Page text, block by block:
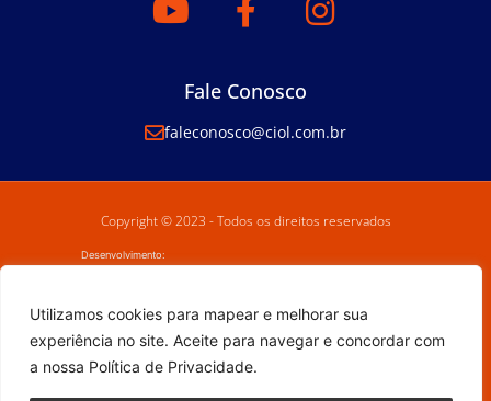
Utilizamos cookies para mapear e melhorar sua
experiência no site. Aceite para navegar e concordar com
a nossa Política de Privacidade.
Fale Conosco
faleconosco@ciol.com.br
Copyright © 2023 - Todos os direitos reservados
Desenvolvimento: